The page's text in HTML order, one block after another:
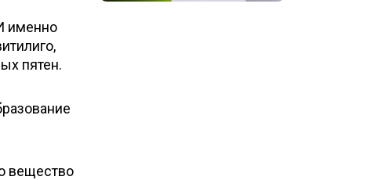
именно
пятен.
вещество